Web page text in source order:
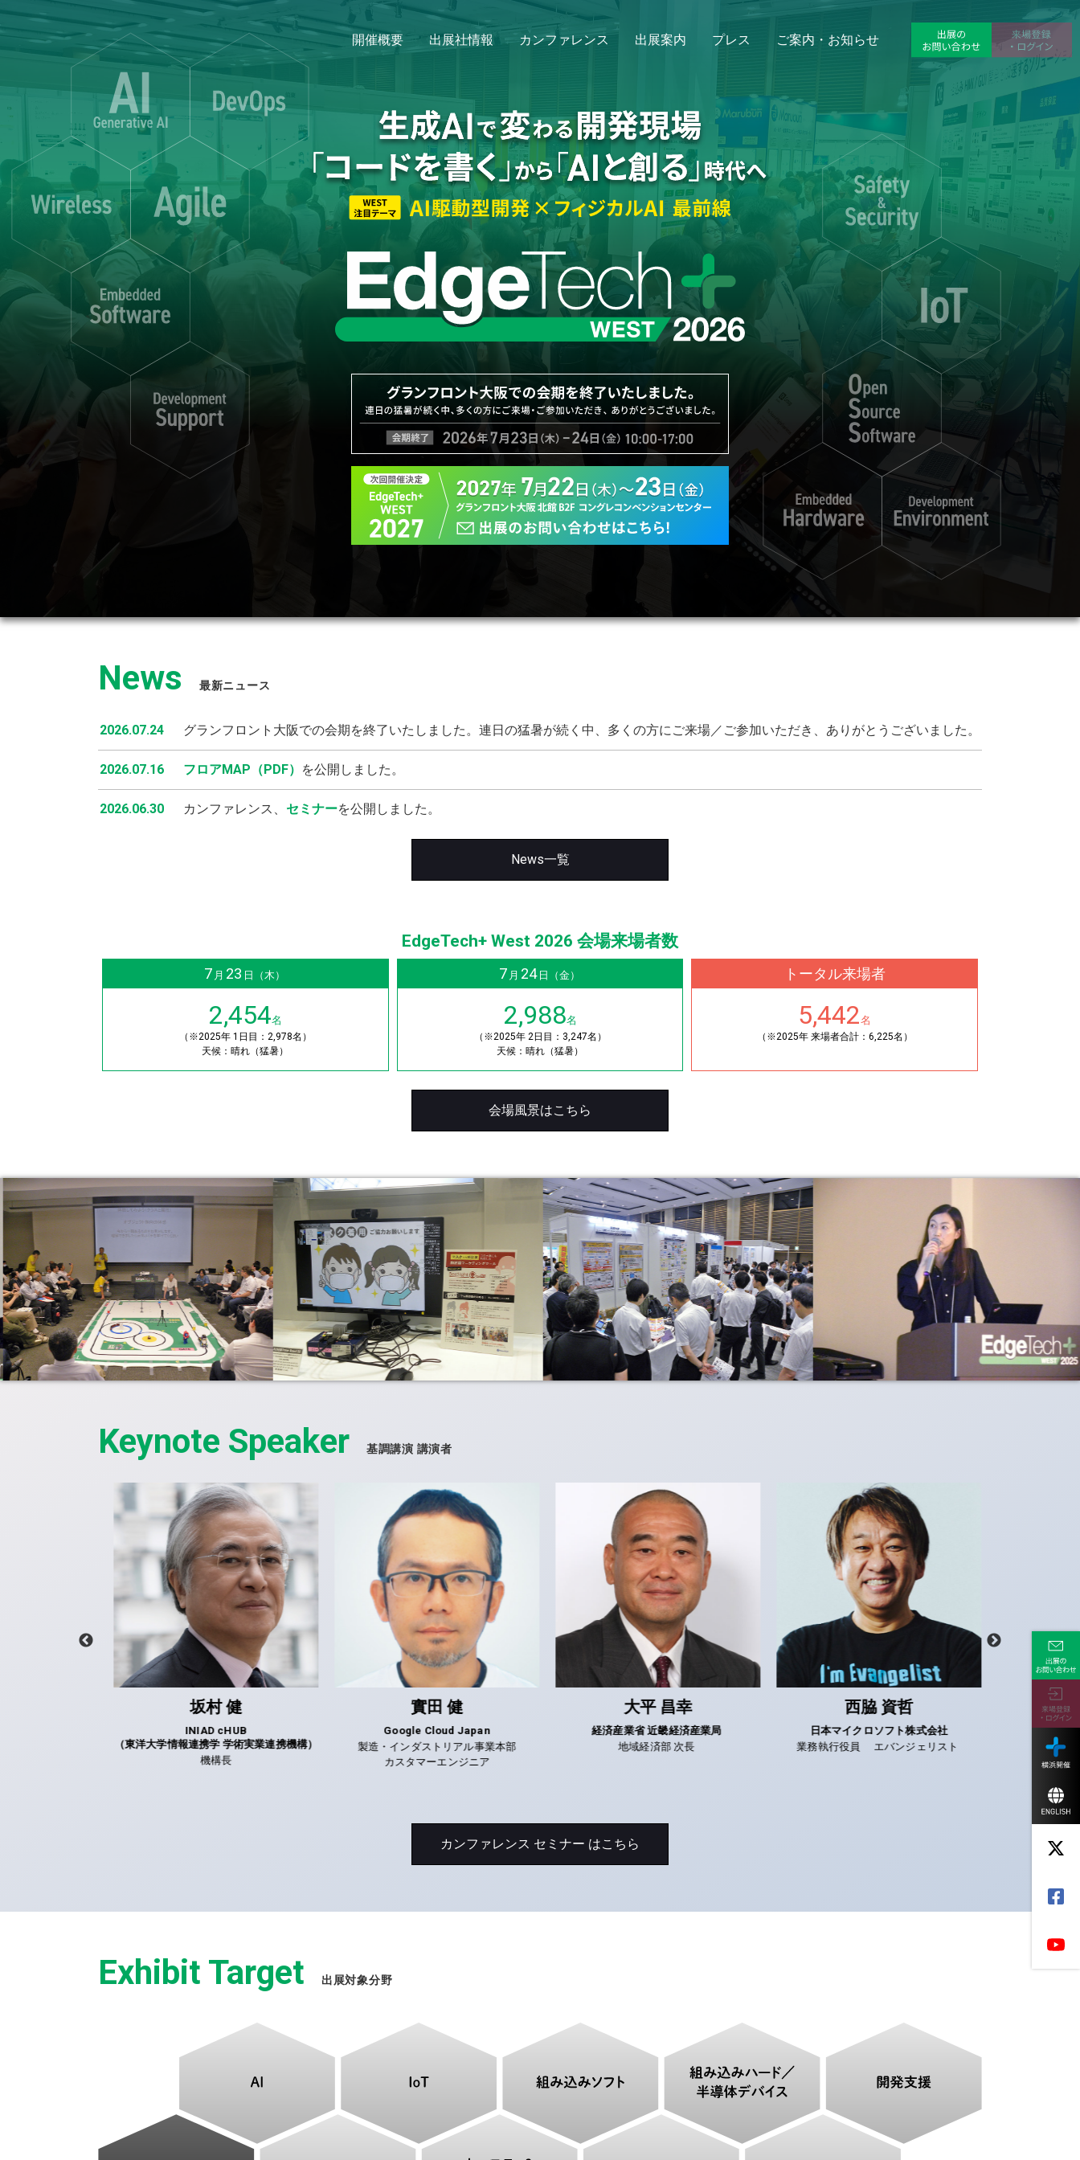
開催概要 出展社情報 カンファレンス 出展案内 プレス ご案内・お知らせ
News 最新ニュース
2026.07.24 グランフロント大阪での会期を終了いたしました。連日の猛暑が続く中、多くの方にご来場／ご参加いただき、ありがとうございました。
2026.07.16 フロアMAP（PDF） を公開しました。
2026.06.30 カンファレンス、 セミナーを公開しました。
News一覧
EdgeTech+ West 2026 会場来場者数
7 月 23 日（木）
2,454名
（※2025年 1日目：2,978名）
天候：晴れ（猛暑）
7 月 24 日（金）
2,988名
（※2025年 2日目：3,247名）
天候：晴れ（猛暑）
トータル来場者
5,442名
（※2025年 来場者合計：6,225名）
会場風景はこちら
Keynote Speaker 基調講演 講演者
坂村 健
INIAD cHUB
（東洋大学情報連携学 学術実業連携機構）
機構長
實田 健
Google Cloud Japan
製造・インダストリアル事業本部
カスタマーエンジニア
大平 昌幸
経済産業省 近畿経済産業局
地域経済部 次長
西脇 資哲
日本マイクロソフト株式会社
業務執行役員
エバンジェリスト
小松
ソリューシ
シニアパートナ
カンファレンス セミナー はこちら
Exhibit Target 出展対象分野
来場登録・ログイン
開催概要
開催概要
コンセプト
アクセス
カンファレンス委員会
前回開催（2025年）
EdgeTech+ West 2025 公式サイト
会場風景
出展社情報
出展者一覧
セミナー
ロゴ・ダウンロード
出展のお問い合わせ